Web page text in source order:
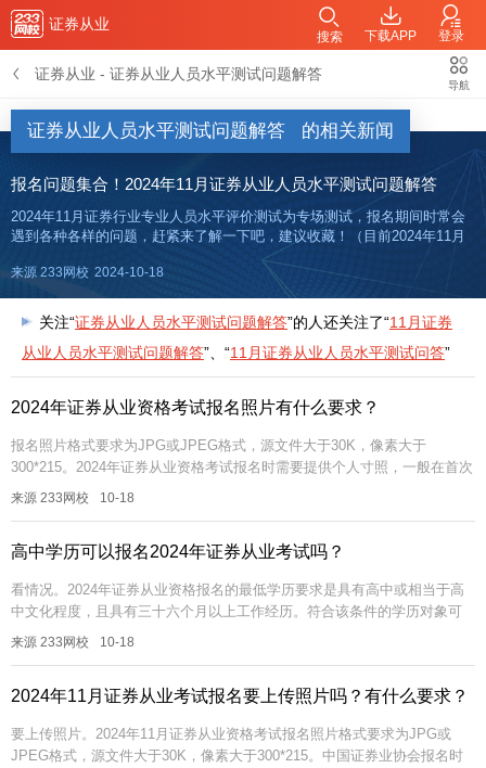
证券从业
下载APP 登录
搜索
证券从业 - 证券从业人员水平测试问题解答
导航
证券从业人员水平测试问题解答 的相关新闻
报名问题集合！2024年11月证券从业人员水平测试问题解答
2024年11月证券行业专业人员水平评价测试为专场测试，报名期间时常会
遇到各种各样的问题，赶紧来了解一下吧，建议收藏！（目前2024年11月
证券从业专场考试通知暂未发布，以下为9月专场内容参考）【2024年证券
超全资料包】【免费领V题库会员】【答题闯关赢京东卡
来源 233网校 2024-10-18
关注“证券从业人员水平测试问题解答”的人还关注了“11月证券
从业人员水平测试问题解答”、“11月证券从业人员水平测试问答”
2024年证券从业资格考试报名照片有什么要求？
报名照片格式要求为JPG或JPEG格式，源文件大于30K，像素大于
300*215。2024年证券从业资格考试报名时需要提供个人寸照，一般在首次
报考时需要提供，如果是新考生在报名时需要按要求提供照片，非...
来源 233网校 10-18
高中学历可以报名2024年证券从业考试吗？
看情况。2024年证券从业资格报名的最低学历要求是具有高中或相当于高
中文化程度，且具有三十六个月以上工作经历。符合该条件的学历对象可
报考证券从业资格考试。2024年证券从业资格考试分为一般业务和专项
来源 233网校 10-18
2024年11月证券从业考试报名要上传照片吗？有什么要求？
要上传照片。2024年11月证券从业资格考试报名照片格式要求为JPG或
JPEG格式，源文件大于30K，像素大于300*215。中国证券业协会报名时